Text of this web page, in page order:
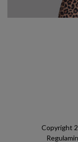
Copyright